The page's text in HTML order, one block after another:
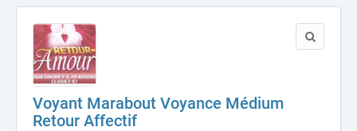
Voyant Marabout Voyance Médium
Retour Affectif